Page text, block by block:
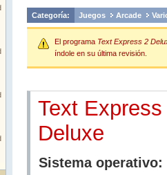
Categoría: Juegos Arcade
El programa Text Express 2
índole en su última revisión.
Text Express
Deluxe
Sistema operativo: